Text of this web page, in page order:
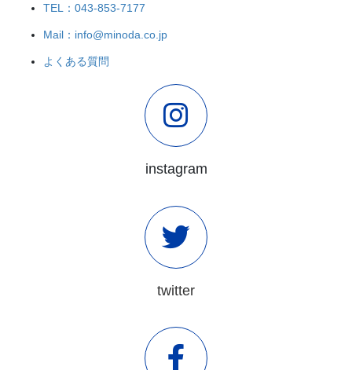
TEL：043-853-7177
Mail：info@minoda.co.jp
よくある質問
instagram
twitter